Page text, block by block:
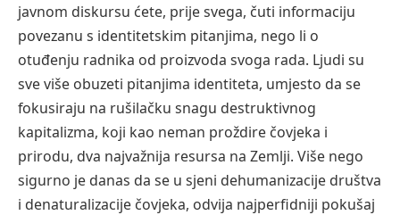
javnom diskursu ćete, prije svega, čuti informaciju
povezanu s identitetskim pitanjima, nego li o
otuđenju radnika od proizvoda svoga rada. Ljudi su
sve više obuzeti pitanjima identiteta, umjesto da se
fokusiraju na rušilačku snagu destruktivnog
kapitalizma, koji kao neman proždire čovjeka i
prirodu, dva najvažnija resursa na Zemlji. Više nego
sigurno je danas da se u sjeni dehumanizacije društva
i denaturalizacije čovjeka, odvija najperfidniji pokušaj